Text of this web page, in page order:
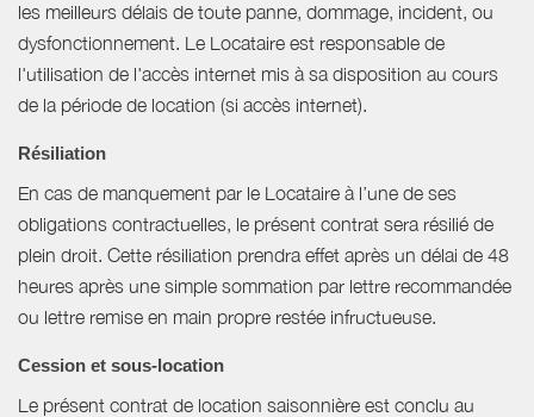
les meilleurs délais de toute panne, dommage, incident, ou
dysfonctionnement. Le Locataire est responsable de
l'utilisation de l'accès internet mis à sa disposition au cours
de la période de location (si accès internet).
Résiliation
En cas de manquement par le Locataire à l’une de ses
obligations contractuelles, le présent contrat sera résilié de
plein droit. Cette résiliation prendra effet après un délai de 48
heures après une simple sommation par lettre recommandée
ou lettre remise en main propre restée infructueuse.
Cession et sous-location
Le présent contrat de location saisonnière est conclu au